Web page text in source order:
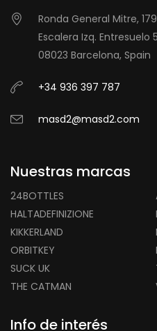
Ronda General Mitre, 179
Escalera Izq. Entresuelo 5
08023 Barcelona, Spain
+34 936 397 787
masd2@masd2.com
Nuestras marcas
24BOTTLES
HALTADEFINIZIONE
KIKKERLAND
ORBITKEY
SUCK UK
THE CATMAN
Info de interés